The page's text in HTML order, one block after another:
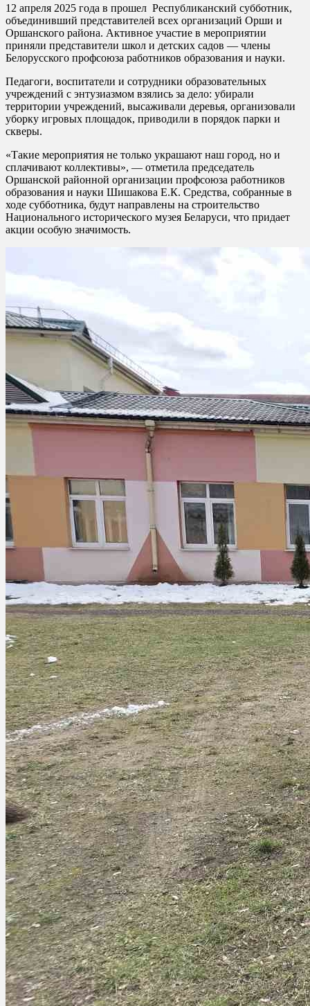
12 апреля 2025 года в прошел Республиканский субботник,
объединивший представителей всех организаций Орши и
Оршанского района. Активное участие в мероприятии
приняли представители школ и детских садов — члены
Белорусского профсоюза работников образования и науки.
Педагоги, воспитатели и сотрудники образовательных
учреждений с энтузиазмом взялись за дело: убирали
территории учреждений, высаживали деревья, организовали
уборку игровых площадок, приводили в порядок парки и
скверы.
«Такие мероприятия не только украшают наш город, но и
сплачивают коллективы», — отметила председатель
Оршанской районной организации профсоюза работников
образования и науки Шишакова Е.К. Средства, собранные в
ходе субботника, будут направлены на строительство
Национального исторического музея Беларуси, что придает
акции особую значимость.